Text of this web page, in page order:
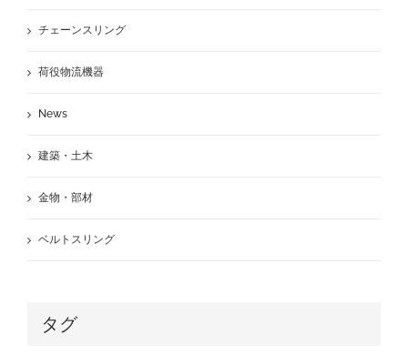
チェーンスリング
荷役物流機器
News
建築・土木
金物・部材
ベルトスリング
タグ